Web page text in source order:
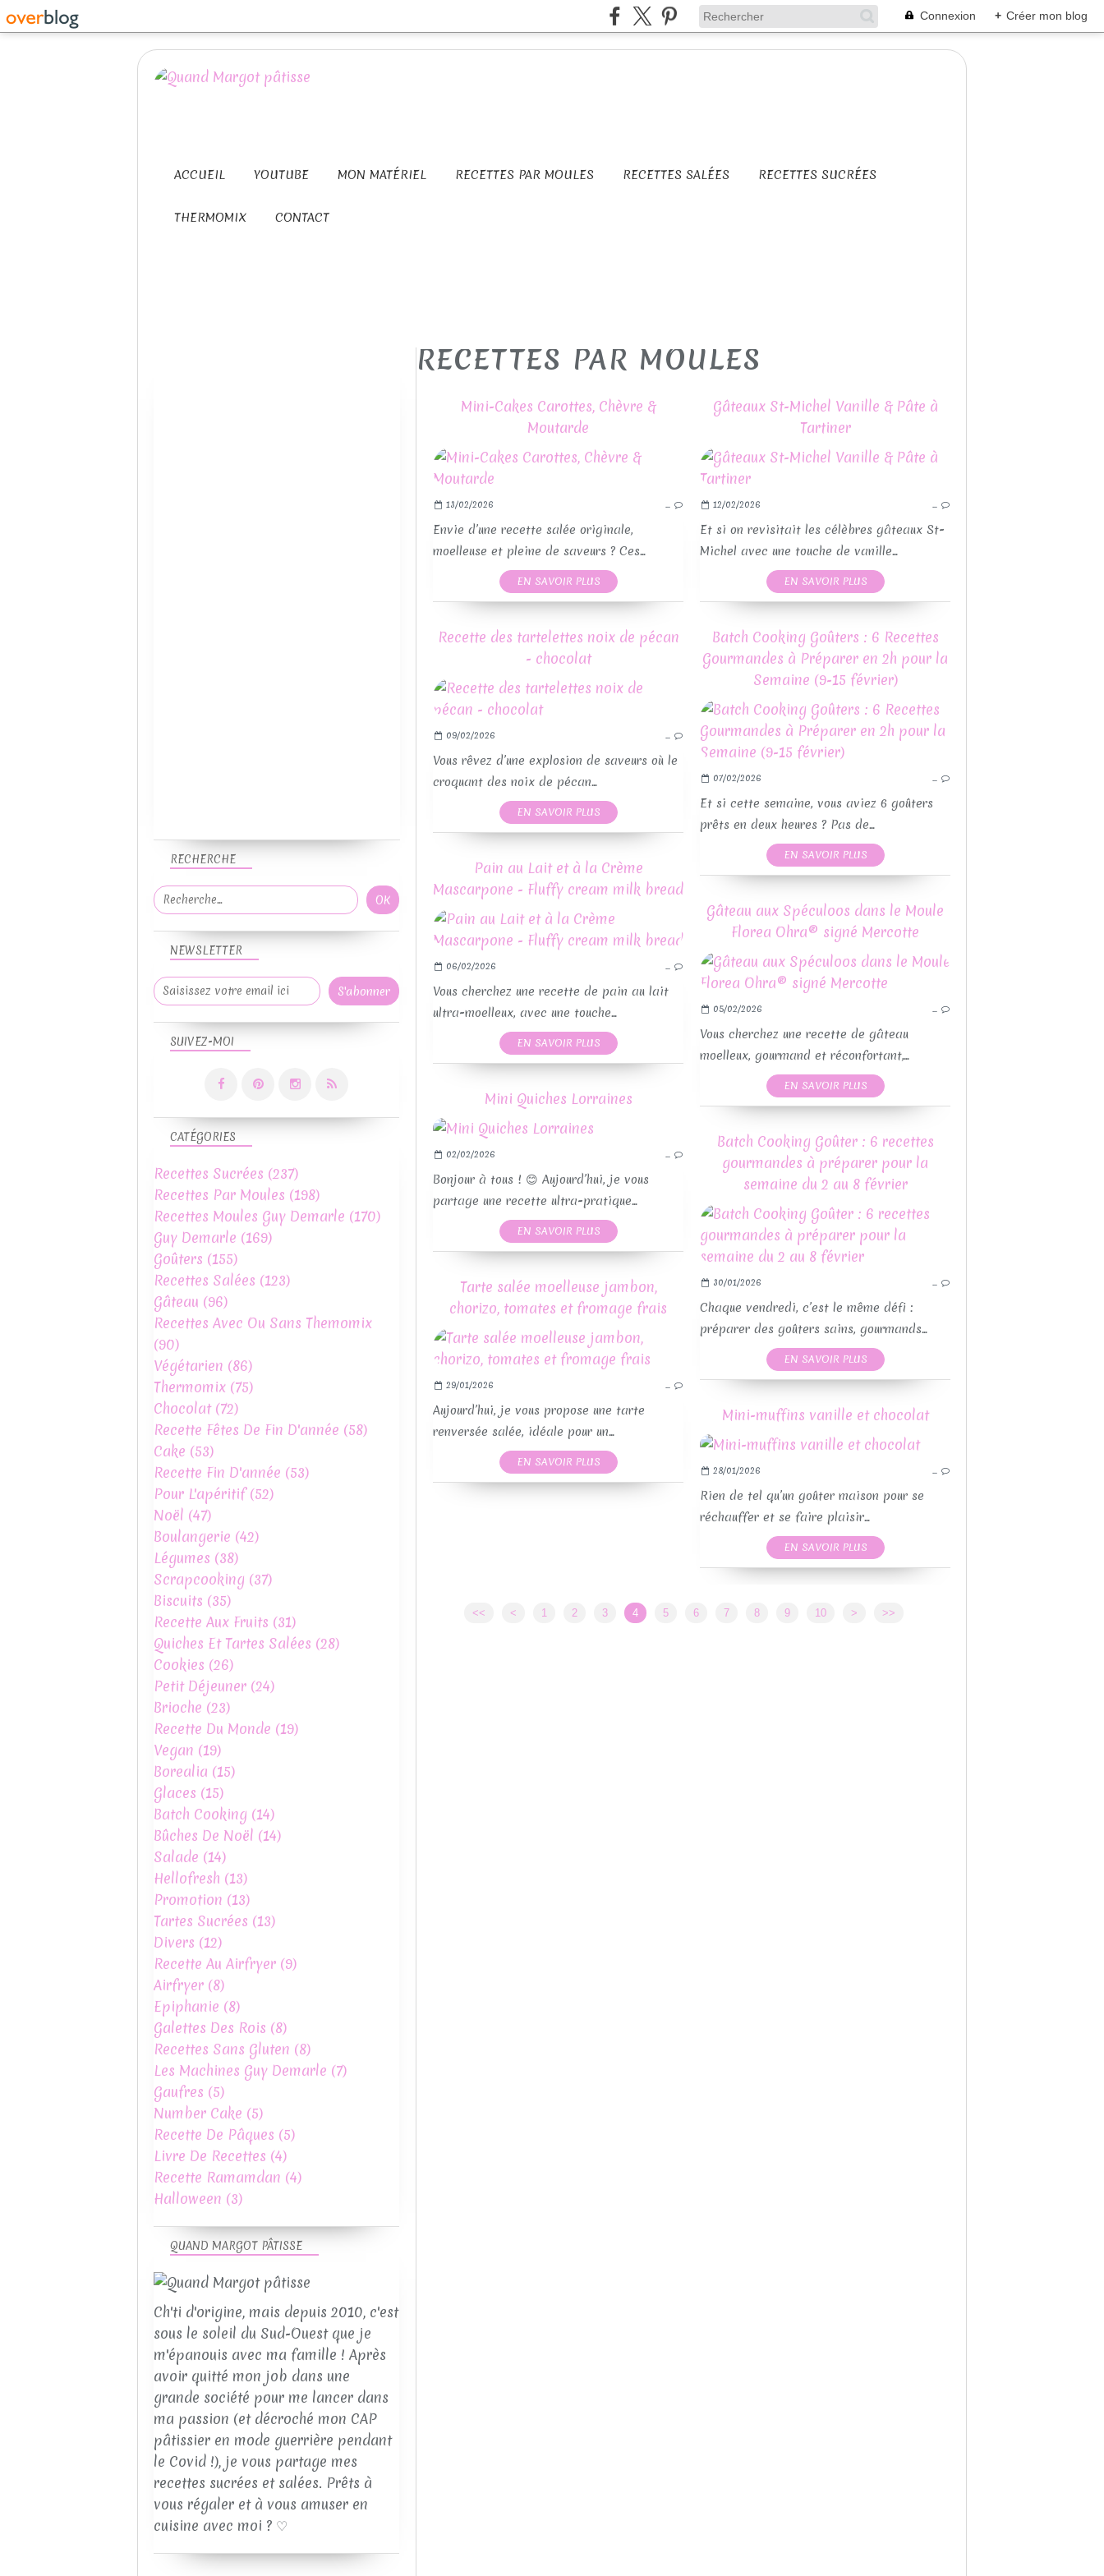
Connexion + Créer mon blog
ACCUEIL YOUTUBE MON MATÉRIEL RECETTES PAR MOULES RECETTES SALÉES RECETTES SUCRÉES
THERMOMIX CONTACT
RECETTES PAR MOULES
Mini-Cakes Carottes, Chèvre &
Moutarde
GUY DEMARLE
RECETTES MOULES GUY DEMARLE
RECETTES PAR MOULES
RECETTES SALÉES
13/02/2026 …
Envie d’une recette salée originale,
moelleuse et pleine de saveurs ? Ces...
EN SAVOIR PLUS
Gâteaux St-Michel Vanille & Pâte à
Tartiner
12/02/2026 …
Et si on revisitait les célèbres gâteaux St-
Michel avec une touche de vanille...
EN SAVOIR PLUS
Recette des tartelettes noix de pécan
- chocolat
CHOCOLAT
TARTES SUCRÉES
SCRAPCOOKING
RECETTES SUCRÉES
09/02/2026 …
Vous rêvez d’une explosion de saveurs où le
croquant des noix de pécan...
EN SAVOIR PLUS
Batch Cooking Goûters : 6 Recettes
Gourmandes à Préparer en 2h pour la
Semaine (9-15 février)
07/02/2026 …
Et si cette semaine, vous aviez 6 goûters
prêts en deux heures ? Pas de...
EN SAVOIR PLUS
Pain au Lait et à la Crème
Mascarpone - Fluffy cream milk bread
BOULANGERIE
RECETTES AVEC OU SANS THEMOMIX
RECETTES MOULES GUY DEMARLE
06/02/2026 …
Vous cherchez une recette de pain au lait
ultra-moelleux, avec une touche...
EN SAVOIR PLUS
Gâteau aux Spéculoos dans le Moule
Florea Ohra® signé Mercotte
05/02/2026 …
Vous cherchez une recette de gâteau
moelleux, gourmand et réconfortant,...
EN SAVOIR PLUS
Mini Quiches Lorraines
GUY DEMARLE
RECETTES MOULES GUY DEMARLE
RECETTES PAR MOULES
QUICHES ET TARTES SALÉES
02/02/2026 …
Bonjour à tous ! 😊 Aujourd’hui, je vous
partage une recette ultra-pratique...
EN SAVOIR PLUS
Batch Cooking Goûter : 6 recettes
gourmandes à préparer pour la
semaine du 2 au 8 février
30/01/2026 …
Chaque vendredi, c’est le même défi :
préparer des goûters sains, gourmands...
EN SAVOIR PLUS
Tarte salée moelleuse jambon,
chorizo, tomates et fromage frais
BOULANGERIE
GUY DEMARLE
POUR L'APÉRITIF
RECETTES AVEC OU SANS THEMOMIX
RECETTES PAR MOULES
THERMOMIX
29/01/2026 …
Aujourd’hui, je vous propose une tarte
renversée salée, idéale pour un...
EN SAVOIR PLUS
Mini-muffins vanille et chocolat
28/01/2026 …
Rien de tel qu’un goûter maison pour se
réchauffer et se faire plaisir...
EN SAVOIR PLUS
<< < 1 2 3 4 5 6 7 8 9 10 20
> >>
NEWSLETTER
SUIVEZ-MOI
RECHERCHE
QUAND MARGOT PÂTISSE
Ch'ti d'origine, mais depuis 2010, c'est
sous le soleil du Sud-Ouest que je
m'épanouis avec ma famille ! Après
avoir quitté mon job dans une
grande société pour me lancer dans
ma passion (et décroché mon CAP
pâtissier en mode guerrière pendant
le Covid !), je vous partage mes
recettes sucrées et salées. Prêts à
vous régaler et à vous amuser en
cuisine avec moi ? ♡
CATÉGORIES
Recettes Sucrées (237)
Recettes Par Moules (198)
Recettes Moules Guy Demarle (170)
Guy Demarle (169)
Goûters (155)
Recettes Salées (123)
Gâteau (96)
Recettes Avec Ou Sans Themomix
(90)
Végétarien (86)
Thermomix (75)
Chocolat(72)
Recette Fêtes De Fin D'année (58)
Cake (53)
Recette Fin D'année (53)
Pour L'apéritif(52)
Noël (47)
Boulangerie (42)
Légumes (38)
Scrapcooking (37)
Biscuits (35)
Recette Aux Fruits (31)
Quiches Et Tartes Salées (28)
Cookies (26)
Petit Déjeuner (24)
Brioche (23)
Recette Du Monde (19)
Vegan (19)
Borealia (15)
Glaces (15)
Batch Cooking (14)
Bûches De Noël (14)
Salade (14)
Hellofresh (13)
Promotion (13)
Tartes Sucrées (13)
Divers (12)
Recette Au Airfryer (9)
Airfryer (8)
Epiphanie (8)
Galettes Des Rois (8)
Recettes Sans Gluten (8)
Les Machines Guy Demarle (7)
Gaufres (5)
Number Cake (5)
Recette De Pâques (5)
Livre De Recettes (4)
Recette Ramamdan (4)
Halloween (3)